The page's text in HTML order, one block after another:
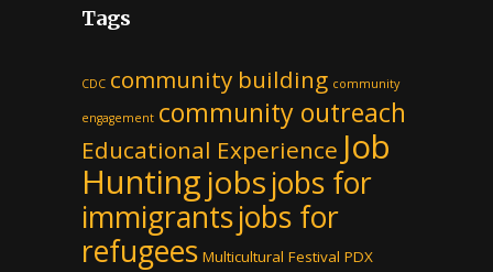
Tags
CDC community building community
engagement community outreach
Educational Experience Job
Hunting jobsjobs for
immigrantsjobs for
refugees Multicultural Festival PDX